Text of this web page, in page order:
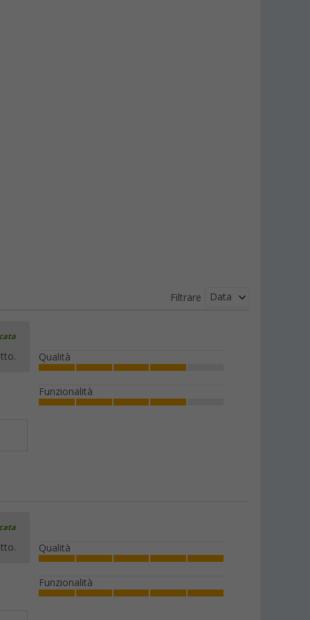
Filtrare Data
Qualità
Funzionalità
Qualità
Funzionalità